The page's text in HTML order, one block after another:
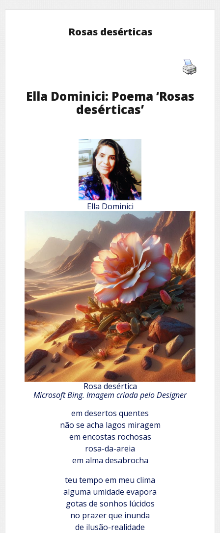
Rosas desérticas
Ella Dominici: Poema ‘Rosas
desérticas’
Ella Dominici
Rosa desértica
Microsoft Bing. Imagem criada pelo Designer
em desertos quentes
não se acha lagos miragem
em encostas rochosas
rosa-da-areia
em alma desabrocha
teu tempo em meu clima
alguma umidade evapora
gotas de sonhos lúcidos
no prazer que inunda
de ilusão-realidade